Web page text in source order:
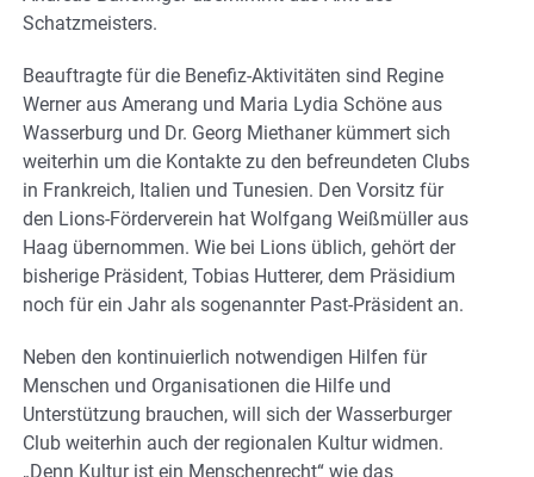
Schatzmeisters.
Beauftragte für die Benefiz-Aktivitäten sind Regine
Werner aus Amerang und Maria Lydia Schöne aus
Wasserburg und Dr. Georg Miethaner kümmert sich
weiterhin um die Kontakte zu den befreundeten Clubs
in Frankreich, Italien und Tunesien. Den Vorsitz für
den Lions-Förderverein hat Wolfgang Weißmüller aus
Haag übernommen. Wie bei Lions üblich, gehört der
bisherige Präsident, Tobias Hutterer, dem Präsidium
noch für ein Jahr als sogenannter Past-Präsident an.
Neben den kontinuierlich notwendigen Hilfen für
Menschen und Organisationen die Hilfe und
Unterstützung brauchen, will sich der Wasserburger
Club weiterhin auch der regionalen Kultur widmen.
„Denn Kultur ist ein Menschenrecht“ wie das